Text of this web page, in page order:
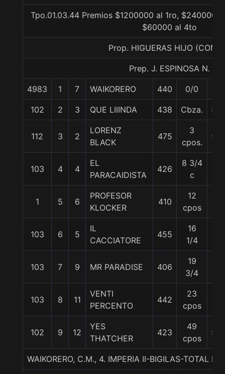
Tpo.01.03.44 Premios $1200000 al 1ro, $240000
$60000 al 4to
Prop. HIGUERAS HIJO
Prep. J. ESPINOSA N.
4983 1 7 WAIKORERO 440 0/0
102 2 3 QUE LIIINDA 438 Cbza. 55
112 3 2
LORENZ
BLACK
475
3
cpos.
56
103 4 4
EL
PARACAIDISTA
426
8 3/4
c
1 5 6
PROFESOR
KLOCKER
410
12
cpos
103 6 5
IL
CACCIATORE
455
16
1/4
103 7 9 MR PARADISE 406
19
3/4
103 8 11
VENTI
PERCENTO
442
23
cpos
102 9 12
YES
THATCHER
423
49
cpos
55
WAIKORERO, C.M., 4. IMPERIA II-BIGILAS-TOTAL